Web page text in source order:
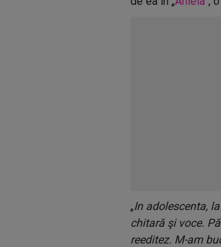
„In adolescenta,
chitară şi voce.
reeditez. M-am